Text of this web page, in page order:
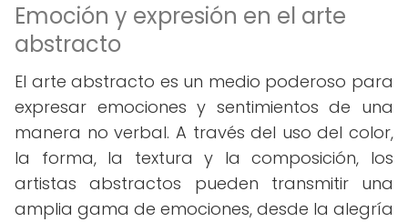
Emoción y expresión en el arte
abstracto
El arte abstracto es un medio poderoso para
expresar emociones y sentimientos de una
manera no verbal. A través del uso del color,
la forma, la textura y la composición, los
artistas abstractos pueden transmitir una
amplia gama de emociones, desde la alegría